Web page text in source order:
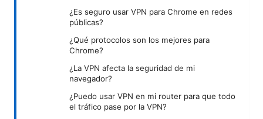
¿Es seguro usar VPN para Chrome en redes
públicas?
¿Qué protocolos son los mejores para
Chrome?
¿La VPN afecta la seguridad de mi
navegador?
¿Puedo usar VPN en mi router para que todo
el tráfico pase por la VPN?